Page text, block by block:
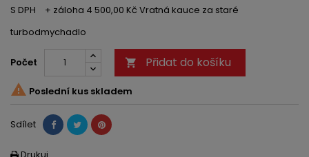
S DPH
+ záloha 4 500,00 Kč Vratná kauce za staré
turbodmychadlo
Počet  Přidat do košíku
 Poslední kus skladem
Sdílet
